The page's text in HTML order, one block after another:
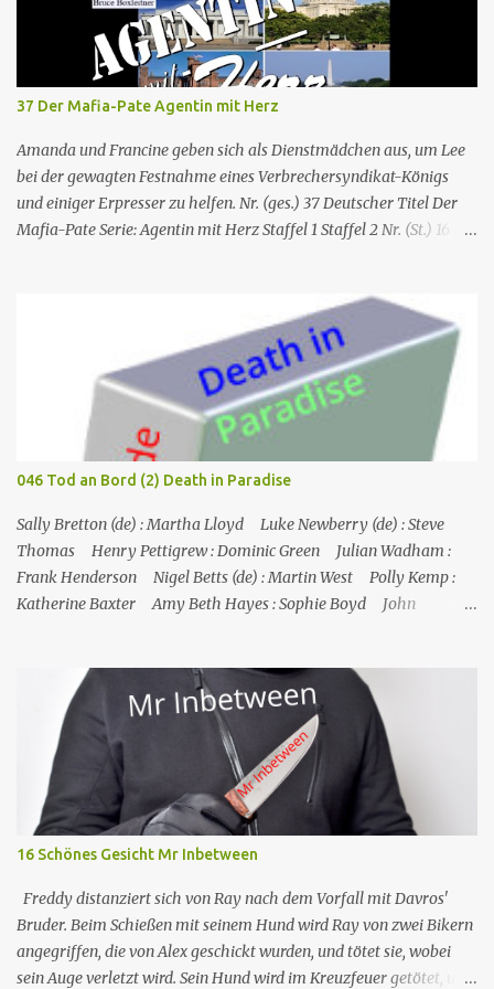
37 Der Mafia-Pate Agentin mit Herz
Amanda und Francine geben sich als Dienstmädchen aus, um Lee
bei der gewagten Festnahme eines Verbrechersyndikat-Königs
und einiger Erpresser zu helfen. Nr. (ges.) 37 Deutscher Titel Der
Mafia-Pate Serie: Agentin mit Herz Staffel 1 Staffel 2 Nr. (St.) 16
Mackenzie Buch Stephen Hattman Serieninfos: In dem Pilot der
Serie wird Amanda King , eine geschiedene Hausfrau und Mutter
von zwei Söhnen, als freie Mitarbeiterin eines kleinen US-
amerikanischen Geheimdienstes angeworben. Dort arbeitet sie als
Agentin an der Seite von Lee Stetson , Tarnname „Scarecrow“ (engl.
für Vogelscheuche), den sie am Ende der vierten und letzten Staffel
heiratet. Obwohl nur als Bürohilfskraft beschäftigt, wird sie
immer wieder in Undercover-Operationen verwickelt. Zunächst
unabsichtlich, dann mit Billigung ihrer Vorgesetzten, später –
nach einschlägigen Fortbildun...
046 Tod an Bord (2) Death in Paradise
Sally Bretton (de) : Martha Lloyd Luke Newberry (de) : Steve
Thomas Henry Pettigrew : Dominic Green Julian Wadham :
Frank Henderson Nigel Betts (de) : Martin West Polly Kemp :
Katherine Baxter Amy Beth Hayes : Sophie Boyd John
Büro war verschlossen, und Steve musste sie mit einem
Feuerlöscher gewaltsam öffnen. Im St. Marie's gesteht Sophie JP,
dass Tom auch mit dem Schmuggel von Rum Geld verdient hat,
was aber nicht mit seinem Tod zusammenzuhängen scheint.
Henderson starb an einer Schusswunde, die Waffe liegt neben der
Leiche, es sieht nach Selbstmord aus, außerdem fehlt einer seiner
Zwillinge, was darauf hindeutet, dass der fehlende Zwilling
Henderson ihn getötet und sich da...
16 Schönes Gesicht Mr Inbetween
Freddy distanziert sich von Ray nach dem Vorfall mit Davros'
Bruder. Beim Schießen mit seinem Hund wird Ray von zwei Bikern
angegriffen, die von Alex geschickt wurden, und tötet sie, wobei
sein Auge verletzt wird. Sein Hund wird im Kreuzfeuer getötet, und